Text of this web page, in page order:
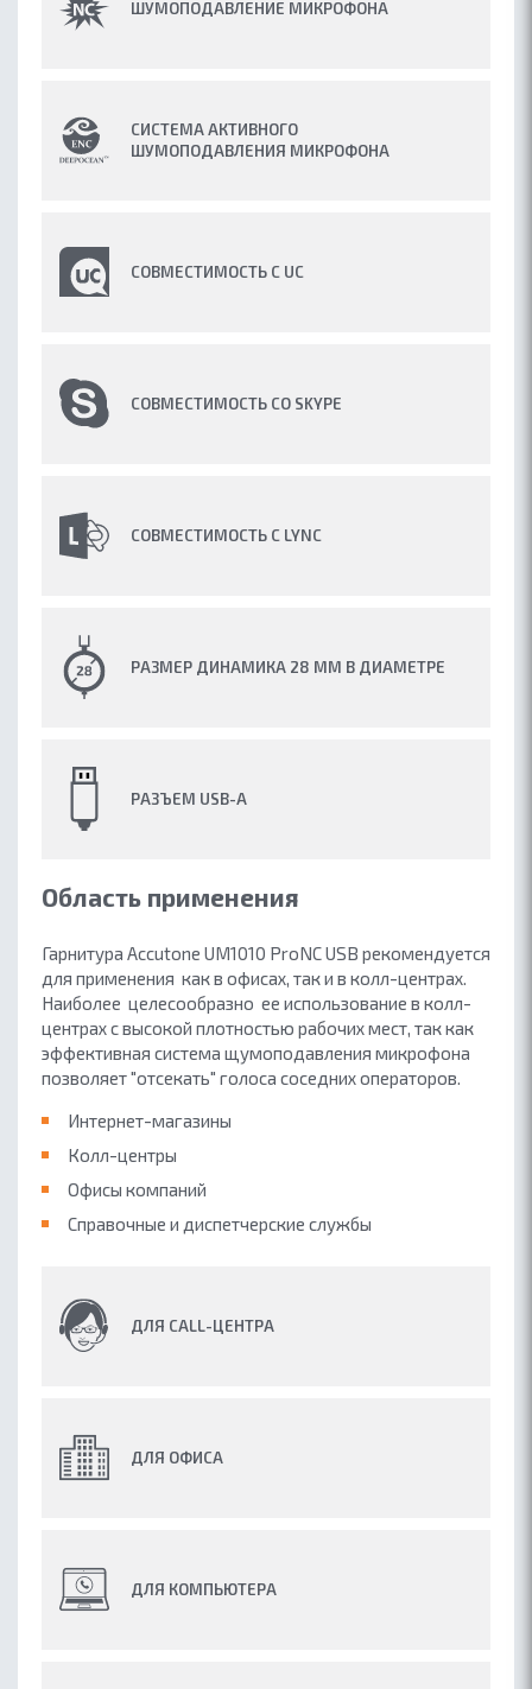
БЛОГ
ШУМОПОДАВЛЕНИЕ МИКРОФОНА
СИСТЕМА АКТИВНОГО
ШУМОПОДАВЛЕНИЯ МИКРОФОНА
СОВМЕСТИМОСТЬ С UC
СОВМЕСТИМОСТЬ СО SKYPE
СОВМЕСТИМОСТЬ С LYNC
РАЗМЕР ДИНАМИКА 28 ММ В ДИАМЕТРЕ
РАЗЪЕМ USB-A
Область применения
Гарнитура Accutone UM1010 ProNC USB рекомендуется
для применения как в офисах, так и в колл-центрах.
Наиболее целесообразно ее использование в колл-
центрах с высокой плотностью рабочих мест, так как
эффективная система щумоподавления микрофона
позволяет "отсекать" голоса соседних операторов.
Интернет-магазины
Колл-центры
Офисы компаний
Справочные и диспетчерские службы
ДЛЯ CALL-ЦЕНТРА
ДЛЯ ОФИСА
ДЛЯ КОМПЬЮТЕРА